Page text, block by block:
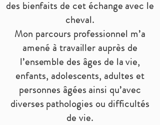
des bienfaits de cet échange avec le
cheval.
Mon parcours professionnel m’a
amené à travailler auprès de
l’ensemble des âges de la vie,
enfants, adolescents, adultes et
personnes âgées ainsi qu’avec
diverses pathologies ou difficultés
de vie.